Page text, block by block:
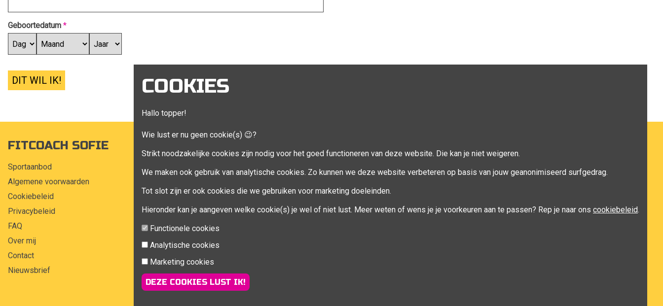
COOKIES
Hallo topper!
Wie lust er nu geen cookie(s) 😉?
Strikt noodzakelijke cookies zijn nodig voor het goed functioneren van deze website. Die kan je niet weigeren.
We maken ook gebruik van analytische cookies. Zo kunnen we deze website verbeteren op basis van jouw geanonimiseerd surfgedrag.
Tot slot zijn er ook cookies die we gebruiken voor marketing doeleinden.
Hieronder kan je aangeven welke cookie(s) je wel of niet lust. Meer weten of wens je je voorkeuren aan te passen? Rep je naar ons cookiebeleid.
Functionele cookies
Analytische cookies
Marketing cookies
DEZE COOKIES LUST IK!
Geboortedatum *
DIT WIL IK!
FITCOACH SOFIE
Sportaanbod
Algemene voorwaarden
Cookiebeleid
Privacybeleid
FAQ
Over mij
Contact
Nieuwsbrief
Mijn account
Klant adressen
Winkelwagen
Aankoop beheren